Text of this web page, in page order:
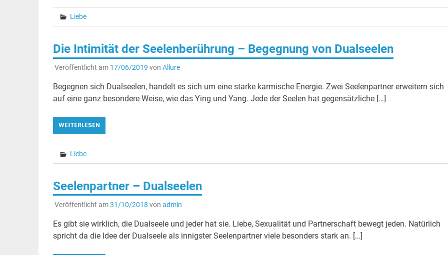
Liebe
Die Intimität der Seelenberührung – Begegnung von Dualseelen
Veröffentlicht am 17/06/2019 von Allure
Begegnen sich Dualseelen, handelt es sich um eine starke karmische Energie. Zwei Seelenpartner erweitern sich
auf eine ganz besondere Weise, wie das Ying und Yang. Jede der Seelen hat gegensätzliche […]
WEITERLESEN
Liebe
Seelenpartner – Dualseelen
Veröffentlicht am31/10/2018 von admin
Es gibt sie wirklich, die Dualseele und jeder hat sie. Liebe, Sexualität und Partnerschaft bewegt jeden. Natürlich
spricht da die Idee der Dualseele als innigster Seelenpartner viele besonders stark an. […]